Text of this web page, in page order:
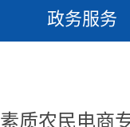
政务服务
质农民电商